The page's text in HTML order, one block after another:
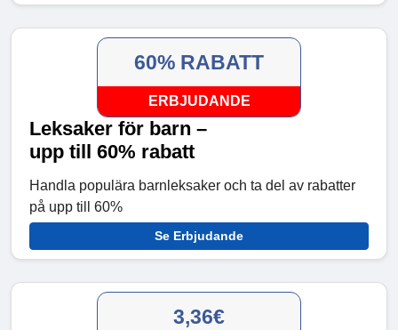
60% RABATT
ERBJUDANDE
Leksaker för barn –
upp till 60% rabatt
Handla populära barnleksaker och ta del av rabatter
på upp till 60%
Se Erbjudande
3,36€